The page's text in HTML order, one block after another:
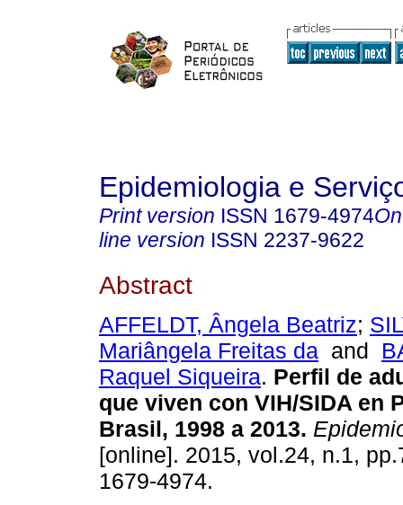
Epidemiologia e
Print version ISSN 1679-4974
line version ISSN 2237-9622
Abstract
AFFELDT, Ângela Beatriz;
Mariângela Freitas da and
Raquel Siqueira. Perfil de
que viven con VIH/SIDA en
Brasil, 1998 a 2013.
[online]. 2015, vol.24, n.1,
1679-4974.